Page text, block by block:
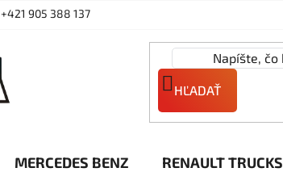
+421 905 388 137
HĽADAŤ
MERCEDES BENZ RENAULT TRUCKS